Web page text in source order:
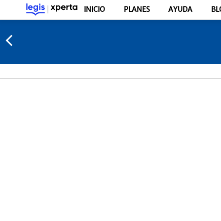
INICIO PLANES AYUDA